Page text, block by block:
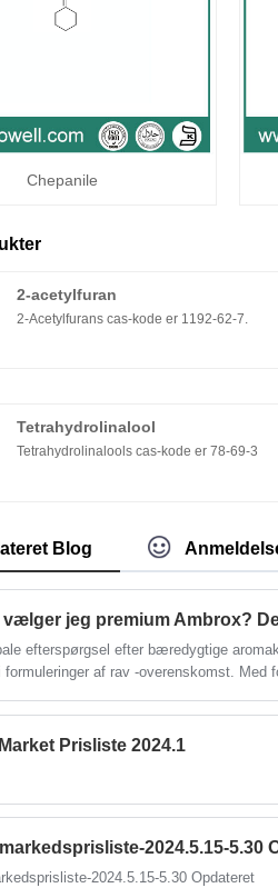
Chepanile
2-acetylfuran
2-Acetylfurans cas-kode er 1192-62-7.
Tetrahydrolinalool
Tetrahydrolinalools cas-kode er 78-69-3
Blog
efterspørgsel efter bæredygtige
formuleringer af rav -overenskomst. Med
overlegenhed og
Prisliste 2024.1
2024.5.15-5.30
2024.5.15-5.30 Opdateret